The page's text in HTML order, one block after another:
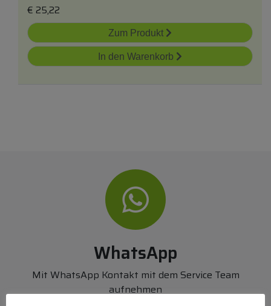
€ 25,22
Zum Produkt
In den Warenkorb
WhatsApp
Mit WhatsApp Kontakt mit dem Service Team
aufnehmen